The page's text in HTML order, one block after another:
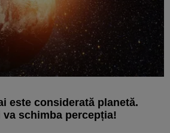
este considerată planetă.
schimba percepția!